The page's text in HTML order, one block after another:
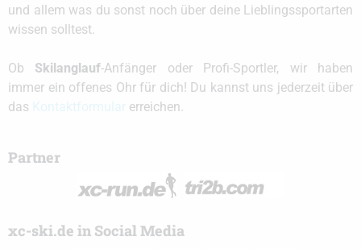
und allem was du sonst noch über deine Lieblingssportarten
wissen solltest.
Ob Skilanglauf-Anfänger oder Profi-Sportler, wir haben
immer ein offenes Ohr für dich! Du kannst uns jederzeit über
das
erreichen.
Partner
xc-ski.de in Social Media